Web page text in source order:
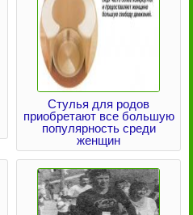
Стулья для родов
приобретают все большую
популярность среди
женщин